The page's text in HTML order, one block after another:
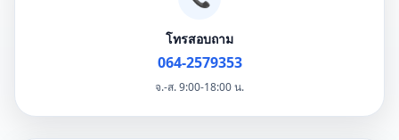
โทรสอบถาม
064-2579353
จ.-ส. 9:00-18:00 น.